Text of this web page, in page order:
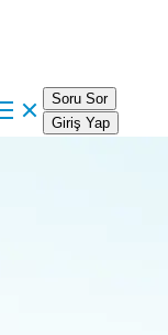
Soru Sor
Giriş Yap